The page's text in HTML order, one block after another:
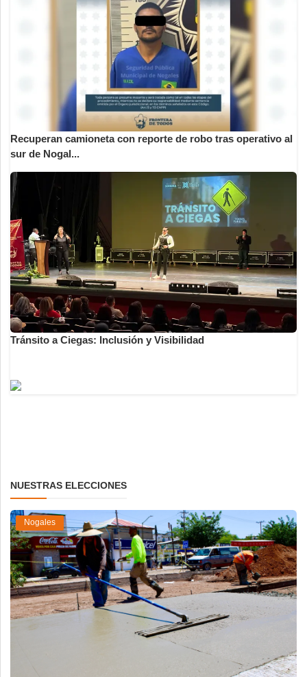
Recuperan camioneta con reporte de robo tras operativo al
sur de Nogal...
Tránsito a Ciegas: Inclusión y Visibilidad
NUESTRAS ELECCIONES
Nogales